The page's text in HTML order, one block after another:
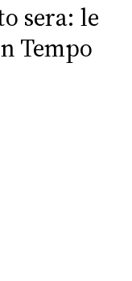
sera: le
Tempo